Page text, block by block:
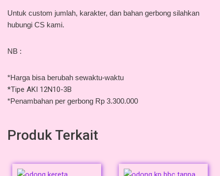
Untuk custom jumlah, karakter, dan bahan gerbong silahkan
hubungi CS kami.
NB :
*Harga bisa berubah sewaktu-waktu
*Tipe AKI 12N10-3B
*Penambahan per gerbong Rp 3.300.000
Produk Terkait